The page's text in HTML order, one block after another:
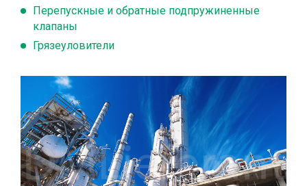
Перепускные и обратные подпружиненные
клапаны
Грязеуловители